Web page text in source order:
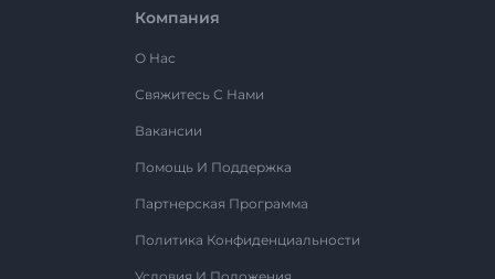
Компания
О Нас
Свяжитесь С Нами
Вакансии
Помощь И Поддержка
Партнерская Программа
Политика Конфиденциальности